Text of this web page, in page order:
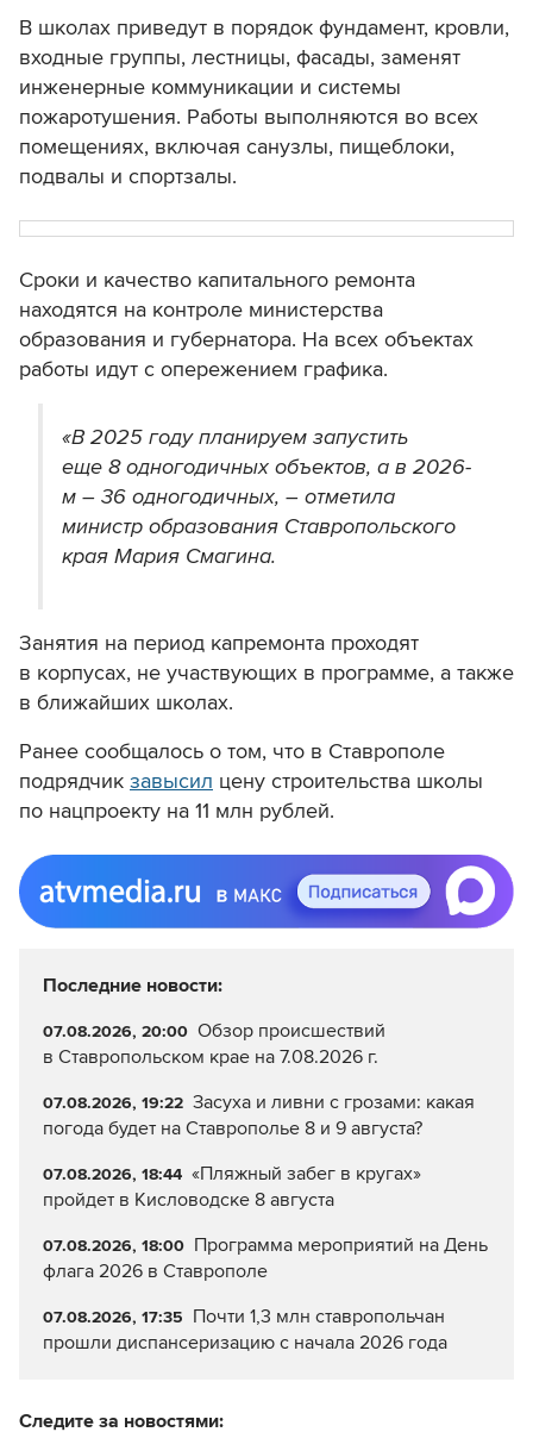
В школах приведут в порядок фундамент, кровли,
входные группы, лестницы, фасады, заменят
инженерные коммуникации и системы
пожаротушения. Работы выполняются во всех
помещениях, включая санузлы, пищеблоки,
подвалы и спортзалы.
Сроки и качество капитального ремонта
находятся на контроле министерства
образования и губернатора. На всех объектах
работы идут с опережением графика.
«В 2025 году планируем запустить
еще 8 одногодичных объектов, а в 2026-
м – 36 одногодичных, – отметила
министр образования Ставропольского
края Мария Смагина.
Занятия на период капремонта проходят
в корпусах, не участвующих в программе, а также
в ближайших школах.
Ранее сообщалось о том, что в Ставрополе
подрядчик завысил цену строительства школы
по нацпроекту на 11 млн рублей.
Последние новости:
07.08.2026, 20:00 Обзор происшествий
в Ставропольском крае на 7.08.2026 г.
07.08.2026, 19:22 Засуха и ливни с грозами: какая
погода будет на Ставрополье 8 и 9 августа?
07.08.2026, 18:44 «Пляжный забег в кругах»
пройдет в Кисловодске 8 августа
07.08.2026, 18:00 Программа мероприятий на День
флага 2026 в Ставрополе
07.08.2026, 17:35 Почти 1,3 млн ставропольчан
прошли диспансеризацию с начала 2026 года
Следите за новостями: